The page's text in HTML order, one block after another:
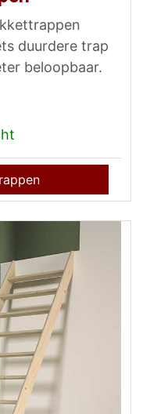
duurdere trap
beloopbaar.